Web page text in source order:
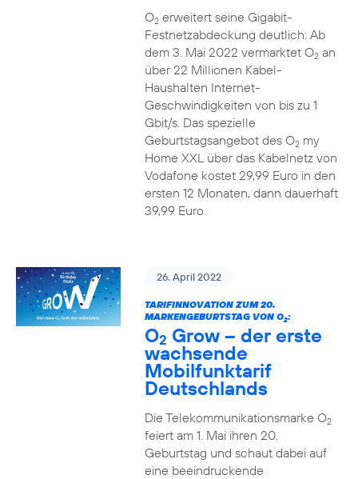
O2erweitert seine Gigabit-
Festnetzabdeckung deutlich: Ab
dem 3. Mai 2022 vermarktet O2an
über 22 Millionen Kabel-
Haushalten Internet-
Geschwindigkeiten von bis zu 1
Gbit/s. Das spezielle
Geburtstagsangebot des O2my
Home XXL über das Kabelnetz von
Vodafone kostet 29,99 Euro in den
ersten 12 Monaten, dann dauerhaft
39,99 Euro.
26. April 2022
TARIFINNOVATION ZUM 20.
MARKENGEBURTSTAG VON O2:
O2 Grow – der erste
wachsende
Mobilfunktarif
Deutschlands
Die Telekommunikationsmarke O2
feiert am 1. Mai ihren 20.
Geburtstag und schaut dabei auf
eine beeindruckende